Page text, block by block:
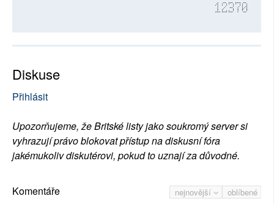
12370
Diskuse
Přihlásit
Upozorňujeme, že Britské listy jako soukromý server si
vyhrazují právo blokovat přístup na diskusní fóra
jakémukoliv diskutérovi, pokud to uznají za důvodné.
nejnovější oblíbené
Komentáře